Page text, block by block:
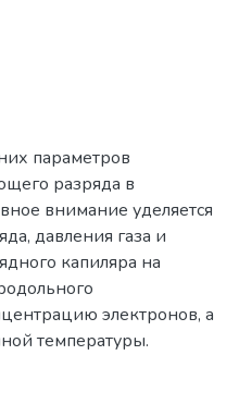
параметров
разряда в
внимание уделяется
давления газа и
капиляра на
электронов, а
температуры.